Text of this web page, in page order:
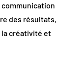
communication
des résultats,
créativité et